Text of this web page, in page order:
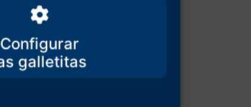
Configurar